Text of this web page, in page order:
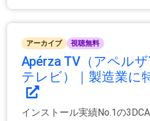
アーカイブ 視聴無料
Apérza TV（アペル
テレビ）｜製造業に
インストール実績No.1の